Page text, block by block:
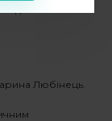
до місії
Любінець.